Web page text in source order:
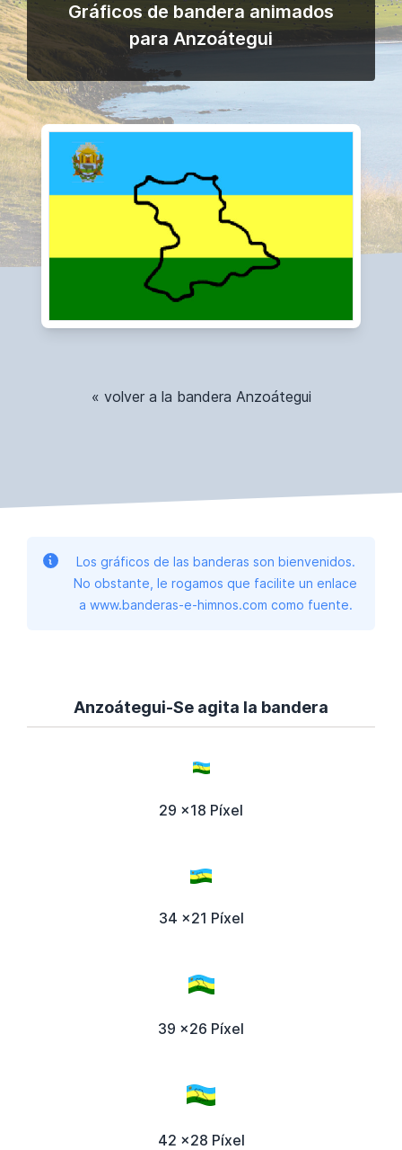
Gráficos de bandera animados
para Anzoátegui
« volver a la bandera Anzoátegui
Los gráficos de las banderas son bienvenidos.
No obstante, le rogamos que facilite un enlace
a www.banderas-e-himnos.com como fuente.
Anzoátegui-Se agita la bandera
29 x18 Píxel
34 x21 Píxel
39 x26 Píxel
42 x28 Píxel